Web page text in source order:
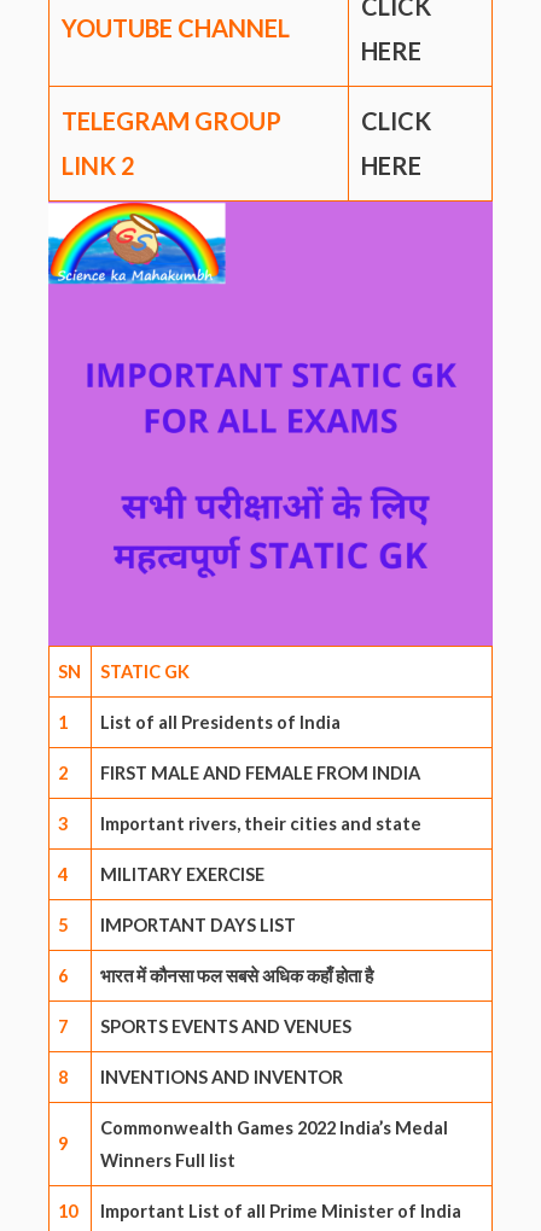
YOUTUBE CHANNEL
CLICK
HERE
TELEGRAM GROUP
LINK 2
CLICK
HERE
SN STATIC GK
1 List of all Presidents of India
2 FIRST MALE AND FEMALE FROM INDIA
3 Important rivers, their cities and state
4 MILITARY EXERCISE
5 IMPORTANT DAYS LIST
6 भारत में कौनसा फल सबसे अधिक कहाँ होता है
7 SPORTS EVENTS AND VENUES
8 INVENTIONS AND INVENTOR
9
Commonwealth Games 2022 India’s Medal
Winners Full list
10 Important List of all Prime Minister of India